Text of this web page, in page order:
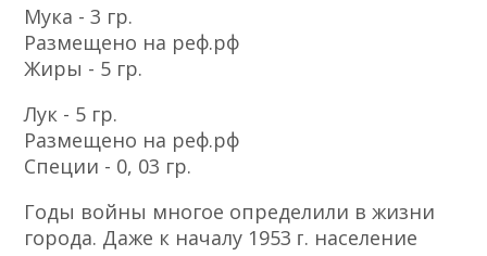
Мука - 3 гр.
Размещено на реф.рф
Жиры - 5 гр.
Лук - 5 гр.
Размещено на реф.рф
Специи - 0, 03 гр.
Годы войны многое определили в жизни
города. Даже к началу 1953 ᴦ. население